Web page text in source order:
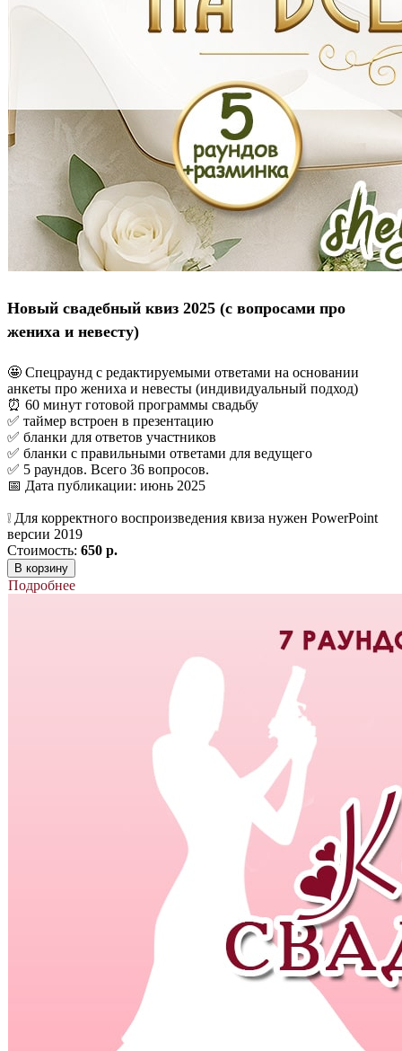
Новый свадебный квиз 2025 (с вопросами про
жениха и невесту)
🤩 Спецраунд с редактируемыми ответами на основании
анкеты про жениха и невесты (индивидуальный подход)
⏰ 60 минут готовой программы свадьбу
✅ таймер встроен в презентацию
✅ бланки для ответов участников
✅ бланки с правильными ответами для ведущего
✅ 5 раундов. Всего 36 вопросов.
📅 Дата публикации: июнь 2025
❕ Для корректного воспроизведения квиза нужен PowerPoint
версии 2019
Стоимость: 650 р.
В корзину
Подробнее